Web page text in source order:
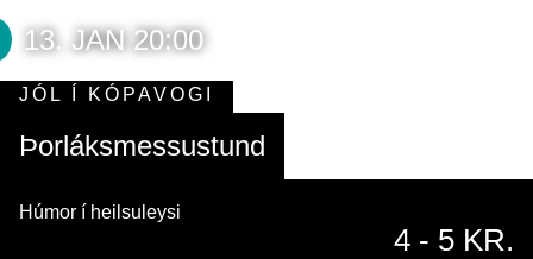
13. JAN 20:00
Þorláksmessustund
JÓL Í KÓPAVOGI
Húmor í heilsuleysi
4 - 5 KR.